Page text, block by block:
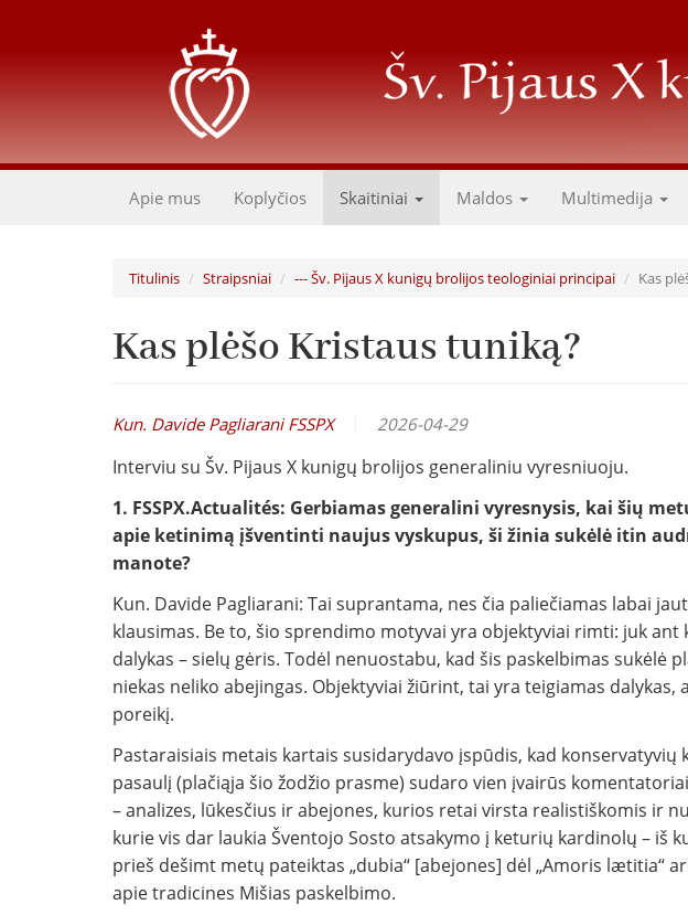
Apie mus Koplyčios Skaitiniai Maldos Multimedija
Titulinis Straipsniai --- Šv. Pijaus X kunigų brolijos teologiniai principai Kas
Kas plėšo Kristaus tuniką?
Kun. Davide Pagliarani FSSPX 2026-04-29
Interviu su Šv. Pijaus X kunigų brolijos generaliniu vyresniuoju.
1. FSSPX.Actualités: Gerbiamas generalini vyresnysis, kai šių
apie ketinimą įšventinti naujus vyskupus, ši žinia sukėlė itin
manote?
Kun. Davide Pagliarani: Tai suprantama, nes čia paliečiamas labai
klausimas. Be to, šio sprendimo motyvai yra objektyviai rimti: juk
dalykas – sielų gėris. Todėl nenuostabu, kad šis paskelbimas sukėlė
niekas neliko abejingas. Objektyviai žiūrint, tai yra teigiamas
poreikį.
Pastaraisiais metais kartais susidarydavo įspūdis, kad
pasaulį (plačiąja šio žodžio prasme) sudaro vien įvairūs
– analizes, lūkesčius ir abejones, kurios retai virsta realistiškomis ir
kurie vis dar laukia Šventojo Sosto atsakymo į keturių kardinolų – iš
prieš dešimt metų pateiktas „dubia“ [abejones] dėl „Amoris lætitia“
apie tradicines Mišias paskelbimo.